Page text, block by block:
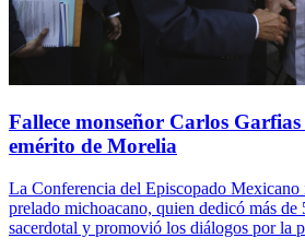
Fallece monseñor Carlos
emérito de Morelia
La Conferencia del Episcopado Mexicano
prelado michoacano, quien dedicó más de
sacerdotal y promovió los diálogos por la